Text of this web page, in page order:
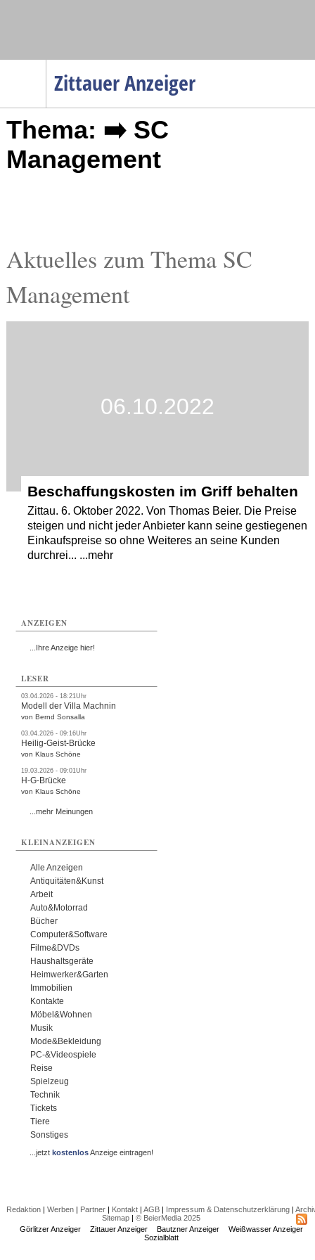
Zittauer Anzeiger
Menüpunkte
Startseite
Gesellschaft
Gesundheit
Kultur
Thema: ➡️ SC
Management
Aktuelles zum Thema SC
Management
06.10.2022
Beschaffungskosten im Griff behalten
Zittau. 6. Oktober 2022. Von Thomas Beier. Die Preise
steigen und nicht jeder Anbieter kann seine gestiegenen
Einkaufspreise so ohne Weiteres an seine Kunden
durchrei... ...mehr
ANZEIGEN
...Ihre Anzeige hier!
LESER
03.04.2026 - 18:21Uhr
Modell der Villa Machnin
von Bernd Sonsalla
03.04.2026 - 09:16Uhr
Heilig-Geist-Brücke
von Klaus Schöne
19.03.2026 - 09:01Uhr
H-G-Brücke
von Klaus Schöne
...mehr Meinungen
KLEINANZEIGEN
Alle Anzeigen
Antiquitäten&Kunst
Arbeit
Auto&Motorrad
Bücher
Computer&Software
Filme&DVDs
Haushaltsgeräte
Heimwerker&Garten
Immobilien
Kontakte
Möbel&Wohnen
Musik
Mode&Bekleidung
PC-&Videospiele
Reise
Spielzeug
Technik
Tickets
Tiere
Sonstiges
...jetztkostenlosAnzeige eintragen!
Redaktion| Werben| Partner| Kontakt| AGB| Impressum & Datenschutzerklärung|
Sitemap| © BeierMedia 2025
Görlitzer Anzeiger
Zittauer Anzeiger Bautzner Anzeiger
Weißwasser Anzeiger
Sozialblatt